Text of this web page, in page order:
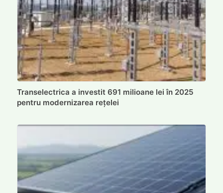
Transelectrica a investit 691 milioane lei în 2025
pentru modernizarea rețelei